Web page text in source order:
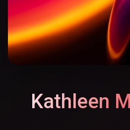
Kathleen